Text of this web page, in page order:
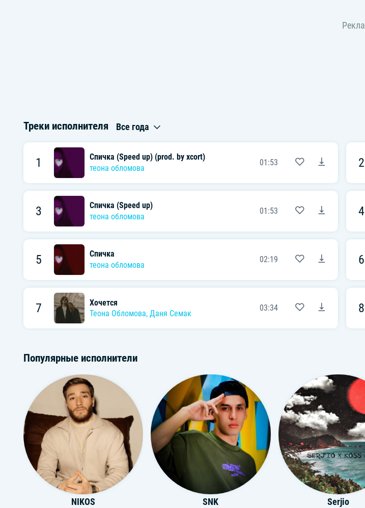
Треки исполнителя Все года
1
Спичка (Speed up) (prod. by xcort)
теона обломова
01:53 2
3
Спичка (Speed up)
теона обломова
01:53 4
5
Спичка
теона обломова
02:19 6
7
Хочется
Теона Обломова, Даня Семак
03:34 8
Популярные исполнители
NIKOS SNK Serjio